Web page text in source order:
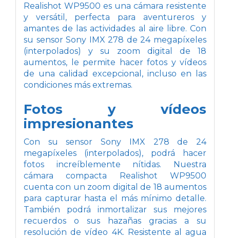
Realishot WP9500 es una cámara resistente
y versátil, perfecta para aventureros y
amantes de las actividades al aire libre. Con
su sensor Sony IMX 278 de 24 megapíxeles
(interpolados) y su zoom digital de 18
aumentos, le permite hacer fotos y vídeos
de una calidad excepcional, incluso en las
condiciones más extremas.
Fotos y vídeos
impresionantes
Con su sensor Sony IMX 278 de 24
megapíxeles (interpolados), podrá hacer
fotos increíblemente nítidas. Nuestra
cámara compacta Realishot WP9500
cuenta con un zoom digital de 18 aumentos
para capturar hasta el más mínimo detalle.
También podrá inmortalizar sus mejores
recuerdos o sus hazañas gracias a su
resolución de vídeo 4K. Resistente al agua